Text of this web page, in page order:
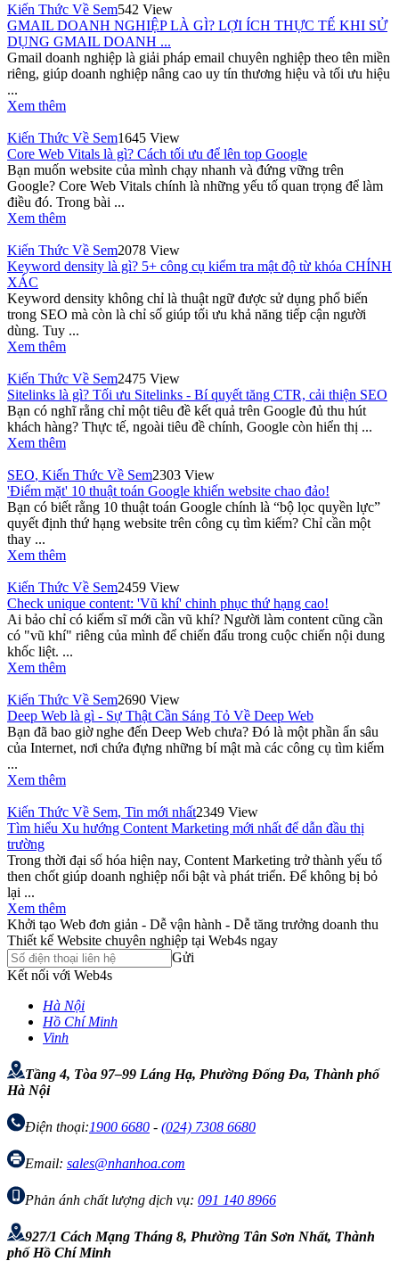
Kiến Thức Về Sem542 View
GMAIL DOANH NGHIỆP LÀ GÌ? LỢI ÍCH THỰC TẾ KHI SỬ
DỤNG GMAIL DOANH ...
Gmail doanh nghiệp là giải pháp email chuyên nghiệp theo tên miền
riêng, giúp doanh nghiệp nâng cao uy tín thương hiệu và tối ưu hiệu
...
Xem thêm
Kiến Thức Về Sem1645 View
Core Web Vitals là gì? Cách tối ưu để lên top Google
Bạn muốn website của mình chạy nhanh và đứng vững trên
Google? Core Web Vitals chính là những yếu tố quan trọng để làm
điều đó. Trong bài ...
Xem thêm
Kiến Thức Về Sem2078 View
Keyword density là gì? 5+ công cụ kiểm tra mật độ từ khóa CHÍNH
XÁC
Keyword density không chỉ là thuật ngữ được sử dụng phổ biến
trong SEO mà còn là chỉ số giúp tối ưu khả năng tiếp cận người
dùng. Tuy ...
Xem thêm
Kiến Thức Về Sem2475 View
Sitelinks là gì? Tối ưu Sitelinks - Bí quyết tăng CTR, cải thiện SEO
Bạn có nghĩ rằng chỉ một tiêu đề kết quả trên Google đủ thu hút
khách hàng? Thực tế, ngoài tiêu đề chính, Google còn hiển thị ...
Xem thêm
SEO, Kiến Thức Về Sem2303 View
'Điểm mặt' 10 thuật toán Google khiến website chao đảo!
Bạn có biết rằng 10 thuật toán Google chính là “bộ lọc quyền lực”
quyết định thứ hạng website trên công cụ tìm kiếm? Chỉ cần một
thay ...
Xem thêm
Kiến Thức Về Sem2459 View
Check unique content: 'Vũ khí' chinh phục thứ hạng cao!
Ai bảo chỉ có kiếm sĩ mới cần vũ khí? Người làm content cũng cần
có "vũ khí" riêng của mình để chiến đấu trong cuộc chiến nội dung
khốc liệt. ...
Xem thêm
Kiến Thức Về Sem2690 View
Deep Web là gì - Sự Thật Cần Sáng Tỏ Về Deep Web
Bạn đã bao giờ nghe đến Deep Web chưa? Đó là một phần ẩn sâu
của Internet, nơi chứa đựng những bí mật mà các công cụ tìm kiếm
...
Xem thêm
Kiến Thức Về Sem, Tin mới nhất2349 View
Tìm hiểu Xu hướng Content Marketing mới nhất để dẫn đầu thị
trường
Trong thời đại số hóa hiện nay, Content Marketing trở thành yếu tố
then chốt giúp doanh nghiệp nổi bật và phát triển. Để không bị bỏ
lại ...
Xem thêm
Khởi tạo Web đơn giản - Dễ vận hành - Dễ tăng trưởng doanh thu
Thiết kế Website chuyên nghiệp tại Web4s ngay
Gửi
Kết nối với Web4s
Hà Nội
Hồ Chí Minh
Vinh
Tầng 4, Tòa 97–99 Láng Hạ, Phường Đống Đa, Thành phố
Hà Nội
Điện thoại:1900 6680 - (024) 7308 6680
Email: sales@nhanhoa.com
Phản ánh chất lượng dịch vụ: 091 140 8966
927/1 Cách Mạng Tháng 8, Phường Tân Sơn Nhất, Thành
phố Hồ Chí Minh